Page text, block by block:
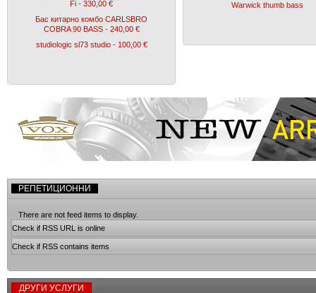
Fi - 330,00 €
Бас китарно комбо CARLSBRO
COBRA 90 BASS - 240,00 €
studiologic sl73 studio - 100,00 €
Warwick thumb bass
РЕПЕТИЦИОННИ
There are not feed items to display.
Check if RSS URL is online
Check if RSS contains items
ДРУГИ УСЛУГИ